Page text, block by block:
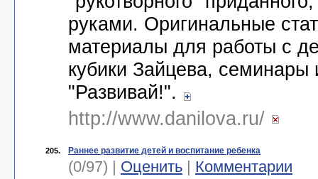
руками. Оригинальные
материалы для работы с
кубики Зайцева, семинары
"Развивай!".
http://www.danilova.ru/
205. Раннее развитие детей и воспитание ребенка
(0/97) | Оценить | Комментарии